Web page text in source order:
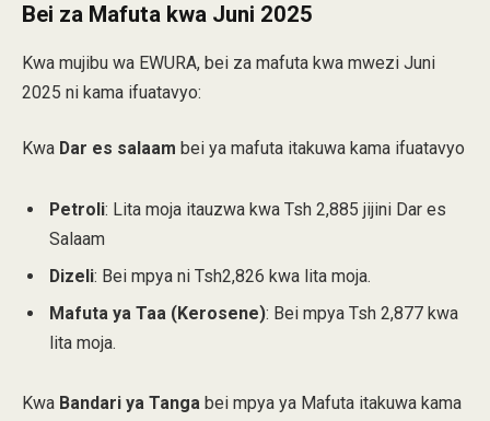
Bei za Mafuta kwa Juni 2025
Kwa mujibu wa EWURA, bei za mafuta kwa mwezi Juni
2025 ni kama ifuatavyo:
Kwa Dar es salaam bei ya mafuta itakuwa kama ifuatavyo
Petroli: Lita moja itauzwa kwa Tsh 2,885 jijini Dar es
Salaam
Dizeli: Bei mpya ni Tsh2,826 kwa lita moja.
Mafuta ya Taa (Kerosene): Bei mpya Tsh 2,877 kwa
lita moja.
Kwa Bandari ya Tanga bei mpya ya Mafuta itakuwa kama